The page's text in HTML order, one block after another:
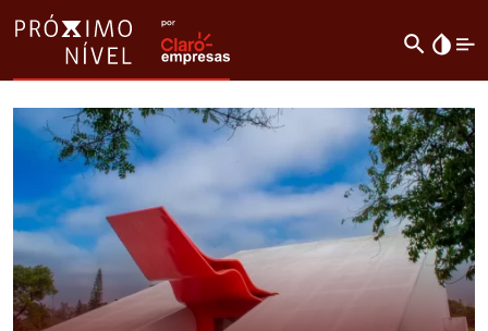
search invert_colors